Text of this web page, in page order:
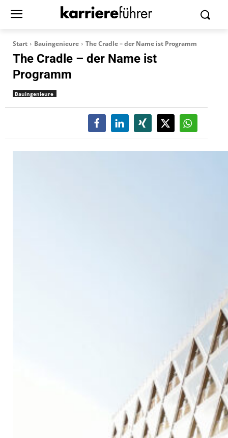
Start Bauingenieure The Cradle – der Name ist Programm
The Cradle – der Name ist
Programm
Bauingenieure